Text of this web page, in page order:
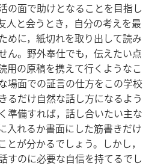
の面で助けとなることを目指し
人と会うとき，自分の考えを最
めに，紙切れを取り出して読み
ん。野外奉仕でも，伝えたい点
用の原稿を携えて行くようなこ
場面での証言の仕方をこの学校
るだけ自然な話し方になるよう
準備すれば，話し合いたい主な
入れるか書面にした筋書きだけ
が分かるでしょう。しかし，
すのに必要な自信を持てるでし